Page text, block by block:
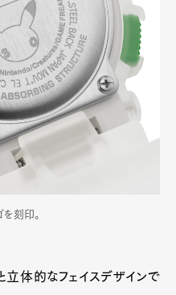
刻印。
立体的なフェイスデザインで